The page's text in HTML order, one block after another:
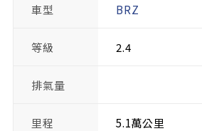
車型 BRZ
等級 2.4
排氣量
里程 5.1萬公里